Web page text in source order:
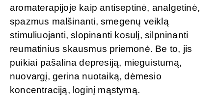
aromaterapijoje kaip antiseptinė, analgetinė,
spazmus malšinanti, smegenų veiklą
stimuliuojanti, slopinanti kosulį, silpninanti
reumatinius skausmus priemonė. Be to, jis
puikiai pašalina depresiją, mieguistumą,
nuovargį, gerina nuotaiką, dėmesio
koncentraciją, loginį mąstymą.